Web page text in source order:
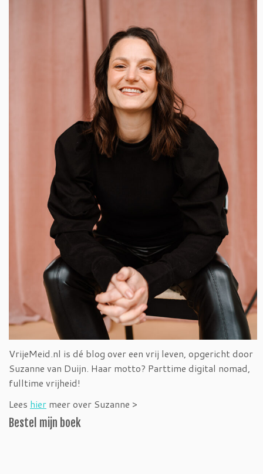
VrijeMeid.nl is dé blog over een vrij leven, opgericht door
Suzanne van Duijn. Haar motto? Parttime digital nomad,
fulltime vrijheid!
Lees hier meer over Suzanne >
Bestel mijn boek